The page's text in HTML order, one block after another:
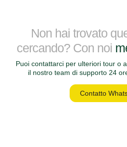
Non hai trovato
cercando? Con noi
Puoi contattarci per ulteriori tour o
il nostro team di supporto 24
Contatto